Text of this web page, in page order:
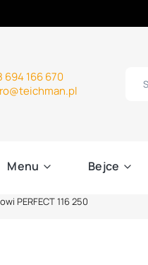
694 166 670
Menu Bejce
PERFECT 116 250